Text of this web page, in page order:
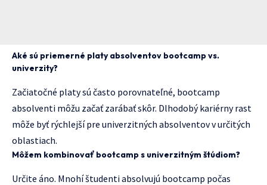
Aké sú priemerné platy absolventov bootcamp vs.
univerzity?
Začiatočné platy sú často porovnateľné, bootcamp
absolventi môžu začať zarábať skôr. Dlhodobý kariérny rast
môže byť rýchlejší pre univerzitných absolventov v určitých
oblastiach.
Môžem kombinovať bootcamp s univerzitným štúdiom?
Určite áno. Mnohí študenti absolvujú bootcamp počas